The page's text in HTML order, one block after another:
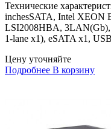
Технические
inchesSATA, Intel XEON
LSI2008HBA, 3LAN(Gb),
1-lane x1), eSATA x1,
Цену уточняйте
Подробнее В корзину